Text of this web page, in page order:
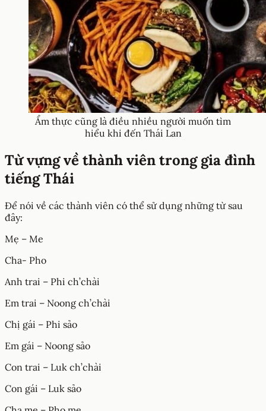
Ẩm thực cũng là điều nhiều người muốn tìm
hiểu khi đến Thái Lan
Từ vựng về thành viên trong gia đình
tiếng Thái
Để nói về các thành viên có thể sử dụng những từ sau
đây:
Mẹ – Me
Cha- Pho
Anh trai – Phi ch’chài
Em trai – Noong ch’chài
Chị gái – Phi sảo
Em gái – Noong sảo
Con trai – Luk ch’chài
Con gái – Luk sảo